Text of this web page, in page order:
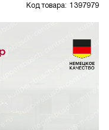
Код товара: 1397979